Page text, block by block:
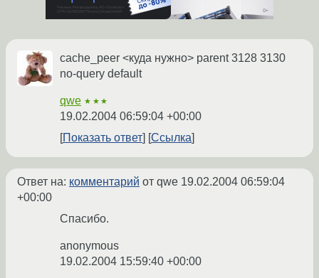
cache_peer <куда нужно> parent 3128 3130
no-query default
qwe ★★★
19.02.2004 06:59:04 +00:00
Показать ответ
Ссылка
Ответ на: комментарий от qwe 19.02.2004 06:59:04
+00:00
Спасибо.
anonymous
19.02.2004 15:59:40 +00:00